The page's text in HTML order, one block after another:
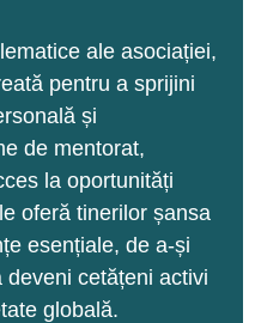
ale asociației,
pentru a sprijini
și
de mentorat,
la oportunități
oferă tinerilor șansa
esențiale, de a-și
cetățeni activi
globală.